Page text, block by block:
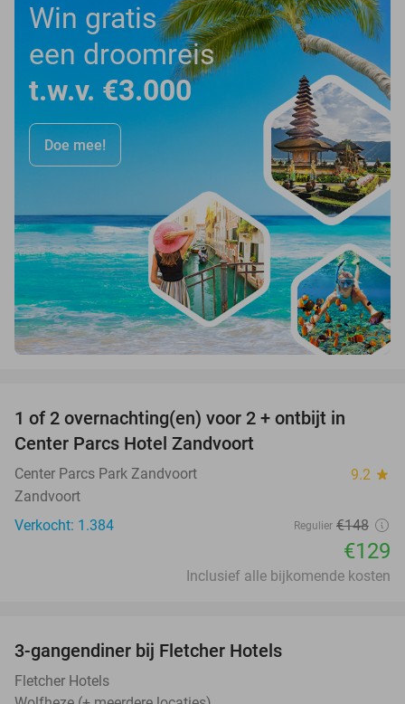
Win gratis
een droomreis
t.w.v. €3.000
Doe mee!
1 of 2 overnachting(en) voor 2 + ontbijt in
Center Parcs Hotel Zandvoort
Center Parcs Park Zandvoort 9.2 star
Zandvoort
Verkocht: 1.384
Regulier €148
€129
Inclusief alle bijkomende kosten
3-gangendiner bij Fletcher Hotels
Fletcher Hotels